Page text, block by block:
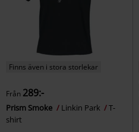
Finns även i stora storlekar
Från 289:-
Prism Smoke Linkin Park
T-
shirt